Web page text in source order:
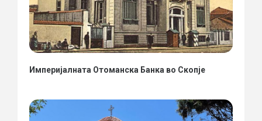
Империјалната Отоманска Банка во Скопје